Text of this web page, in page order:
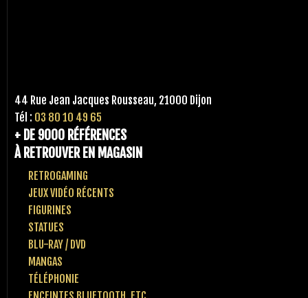
44 Rue Jean Jacques Rousseau, 21000 Dijon
Tél : 03 80 10 49 65
+ DE 9000 RÉFÉRENCES
À RETROUVER EN MAGASIN
RETROGAMING
JEUX VIDÉO RÉCENTS
FIGURINES
STATUES
BLU-RAY / DVD
MANGAS
TÉLÉPHONIE